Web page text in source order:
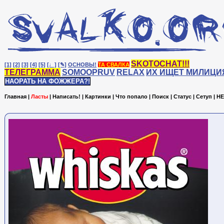
[1] [2] [3] [4] [5] [♩] [✎] ОСНОВЫ! ТА СВАЛКА SKOTOCHAT!!!
ТЕЛЕГРАММА SOMOOPRUV RELAX ИХ ИЩЕТ
НАОРАТЬ НА ФОЖЖЕРА?!
Главная | Ласты | Написать! | Картинки | Что попало | Поиск | Статус | Сетуп |